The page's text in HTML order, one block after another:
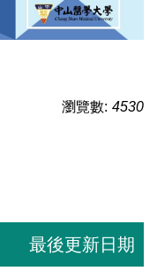
瀏覽數: 4530
最後更新日期